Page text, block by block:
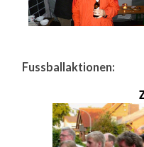
Fussballaktionen: